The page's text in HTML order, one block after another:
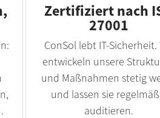
Zertifiziert nach
27001
ConSol lebt IT-Sicherheit.
entwickeln unsere
und Maßnahmen stetig
und lassen sie
auditieren.